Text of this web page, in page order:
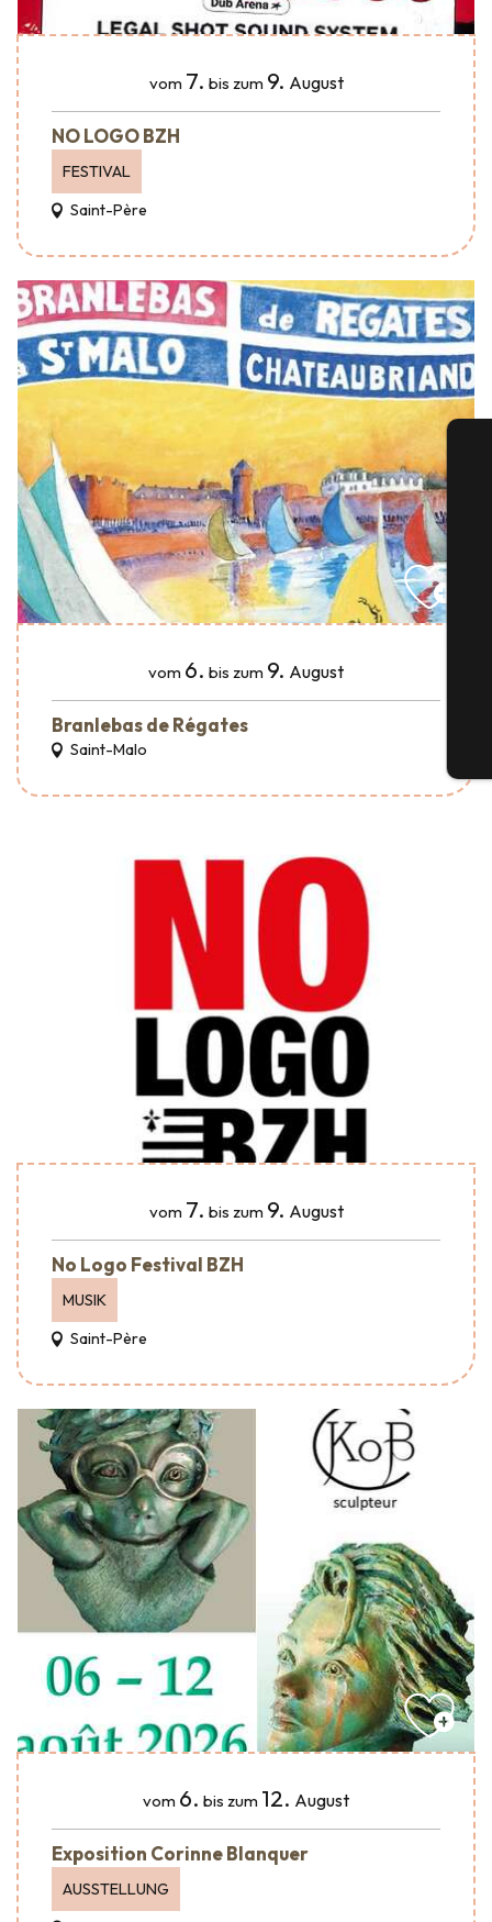
vom 7. bis zum 9. August
NO LOGO BZH
FESTIVAL
Saint-Père
vom 6. bis zum 9. August
Branlebas de Régates
Saint-Malo
vom 7. bis zum 9. August
No Logo Festival BZH
MUSIK
Saint-Père
vom 6. bis zum 12. August
Exposition Corinne Blanquer
AUSSTELLUNG